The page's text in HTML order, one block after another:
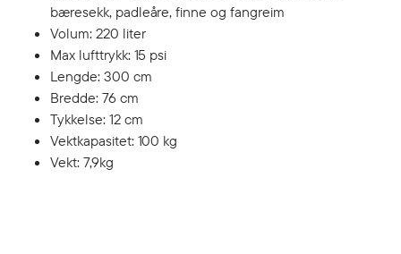
bæresekk, padleåre, finne og fangreim
Volum: 220 liter
Max lufttrykk: 15 psi
Lengde: 300 cm
Bredde: 76 cm
Tykkelse: 12 cm
Vektkapasitet: 100 kg
Vekt: 7,9kg